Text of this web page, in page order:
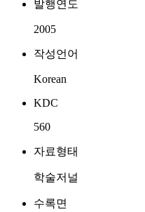
발행연도
2005
작성언어
Korean
KDC
560
자료형태
학술저널
수록면